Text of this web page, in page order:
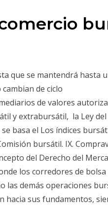
que se mantendrá hasta
de ciclo
de valores
y extrabursátil, la Ley
basa el Los índices
bursátil. IX.
del Derecho del
los corredores de
las demás operaciones
hacia sus fundamentos,